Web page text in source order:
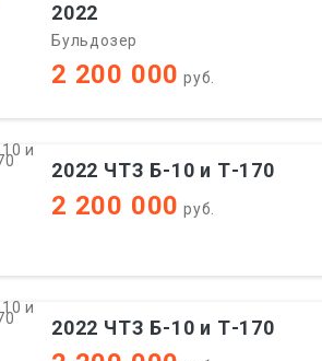
2022
Бульдозер
2 200 000 руб.
2022 ЧТЗ Б-10 и Т-170
2 200 000 руб.
2022 ЧТЗ Б-10 и Т-170